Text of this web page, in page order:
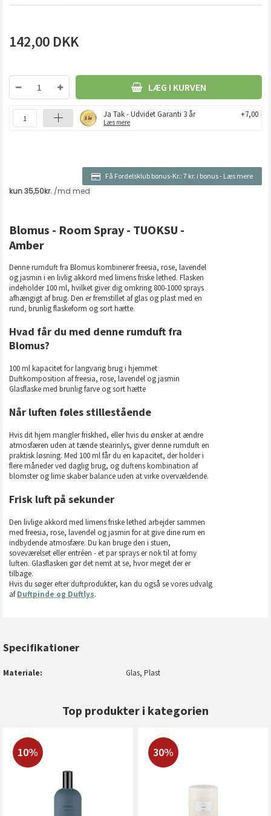
142,00 DKK
LÆG I KURVEN
Ja Tak - Udvidet Garanti 3 år
Læs mere
+7,00
Få Fordelsklub bonus-Kr.: 7 kr. i bonus- Læs mere
Blomus - Room Spray - TUOKSU -
Amber
Denne rumduft fra Blomus kombinerer freesia, rose, lavendel
og jasmin i en livlig akkord med limens friske lethed. Flasken
indeholder 100 ml, hvilket giver dig omkring 800-1000 sprays
afhængigt af brug. Den er fremstillet af glas og plast med en
rund, brunlig flaskeform og sort hætte.
Hvad får du med denne rumduft fra
Blomus?
100 ml kapacitet for langvarig brug i hjemmet
Duftkomposition af freesia, rose, lavendel og jasmin
Glasflaske med brunlig farve og sort hætte
Når luften føles stillestående
Hvis dit hjem mangler friskhed, eller hvis du ønsker at ændre
atmosfæren uden at tænde stearinlys, giver denne rumduft en
praktisk løsning. Med 100 ml får du en kapacitet, der holder i
flere måneder ved daglig brug, og duftens kombination af
blomster og lime skaber balance uden at virke overvældende.
Frisk luft på sekunder
Den livlige akkord med limens friske lethed arbejder sammen
med freesia, rose, lavendel og jasmin for at give dine rum en
indbydende atmosfære. Du kan bruge den i stuen,
soveværelset eller entréen - et par sprays er nok til at forny
luften. Glasflasken gør det nemt at se, hvor meget der er
tilbage.
Hvis du søger efter duftprodukter, kan du også se vores udvalg
afDuftpinde og Duftlys.
Specifikationer
Materiale Glas, Plast
Top produkter i kategorien
10% 30%